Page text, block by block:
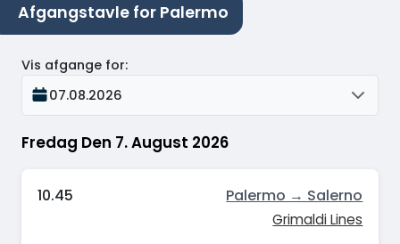
Afgangstavle for Palermo
Fredag Den 7. August 2026
Vis afgange for:
07.08.2026
10.45 Palermo → Salerno
Grimaldi Lines